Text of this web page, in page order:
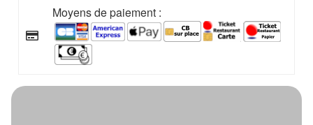
Moyens de paiement :